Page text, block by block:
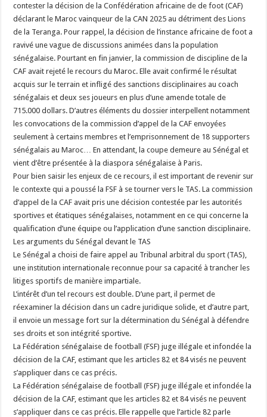
contester la décision de la Confédération africaine de de foot (CAF)
déclarant le Maroc vainqueur de la CAN 2025 au détriment des Lions
de la Teranga. Pour rappel, la décision de l’instance africaine de foot a
ravivé une vague de discussions animées dans la population
sénégalaise. Pourtant en fin janvier, la commission de discipline de la
CAF avait rejeté le recours du Maroc. Elle avait confirmé le résultat
acquis sur le terrain et infligé des sanctions disciplinaires au coach
sénégalais et deux ses joueurs en plus d’une amende totale de
715.000 dollars. D’autres éléments du dossier interpellent notamment
les convocations de la commission d’appel de la CAF envoyées
seulement à certains membres et l’emprisonnement de 18 supporters
sénégalais au Maroc… En attendant, la coupe demeure au Sénégal et
vient d’être présentée à la diaspora sénégalaise à Paris.
Pour bien saisir les enjeux de ce recours, il est important de revenir sur
le contexte qui a poussé la FSF à se tourner vers le TAS. La commission
d’appel de la CAF avait pris une décision contestée par les autorités
sportives et étatiques sénégalaises, notamment en ce qui concerne la
qualification d’une équipe ou l’application d’une sanction disciplinaire.
Les arguments du Sénégal devant le TAS
Le Sénégal a choisi de faire appel au Tribunal arbitral du sport (TAS),
une institution internationale reconnue pour sa capacité à trancher les
litiges sportifs de manière impartiale.
L’intérêt d’un tel recours est double. D’une part, il permet de
réexaminer la décision dans un cadre juridique solide, et d’autre part,
il envoie un message fort sur la détermination du Sénégal à défendre
ses droits et son intégrité sportive.
La Fédération sénégalaise de football (FSF) juge illégale et infondée la
décision de la CAF, estimant que les articles 82 et 84 visés ne peuvent
s’appliquer dans ce cas précis.
La Fédération sénégalaise de football (FSF) juge illégale et infondée la
décision de la CAF, estimant que les articles 82 et 84 visés ne peuvent
s’appliquer dans ce cas précis. Elle rappelle que l’article 82 parle